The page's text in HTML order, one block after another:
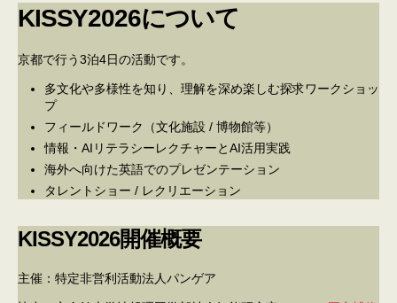
KISSY2026について
京都で行う3泊4日の活動です。
多文化や多様性を知り、理解を深め楽しむ探求ワークショッ
プ
フィールドワーク（文化施設 / 博物館等）
情報・AIリテラシーレクチャーとAI活用実践
海外へ向けた英語でのプレゼンテーション
タレントショー / レクリエーション
KISSY2026開催概要
主催：特定非営利活動法人パンゲア